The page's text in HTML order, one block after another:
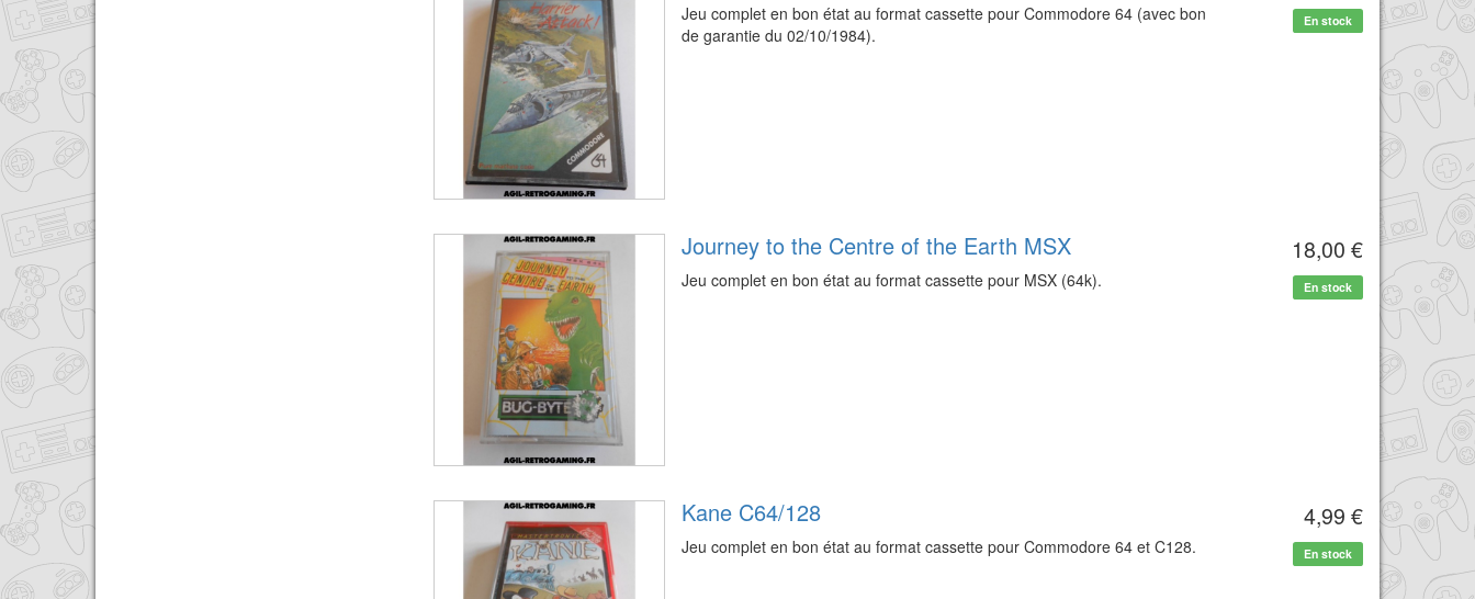
Jeu complet en bon état au format cassette pour Commodore 64 (avec bon
de garantie du 02/10/1984).
En stock
Journey to the Centre of the Earth MSX
Jeu complet en bon état au format cassette pour MSX (64k).
18,00 €
En stock
Kane C64/128
Jeu complet en bon état au format cassette pour Commodore 64 et C128.
4,99 €
En stock